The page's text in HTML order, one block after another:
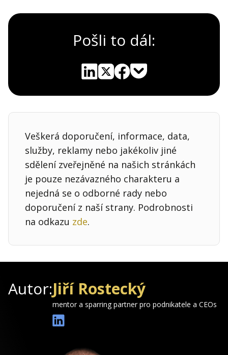
Pošli to dál:
Veškerá doporučení, informace, data,
služby, reklamy nebo jakékoliv jiné
sdělení zveřejněné na našich stránkách
je pouze nezávazného charakteru a
nejedná se o odborné rady nebo
doporučení z naší strany. Podrobnosti
na odkazu zde.
Autor:Jiří Rostecký
mentor a sparring partner pro podnikatele a CEOs